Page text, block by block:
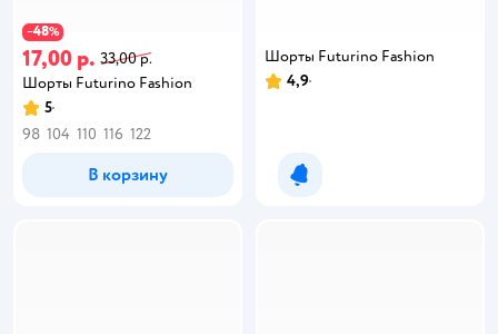
−48%
17,00 р. 33,00 р.
Шорты Futurino Fashion
5
98 104 110 116 122
В корзину
Шорты Futurino Fashion
4,9
Уведомить о появлении